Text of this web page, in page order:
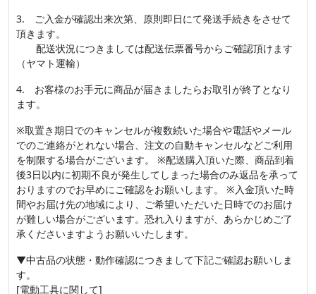
3. ご入金が確認出来次第、原則即日にて発送手続きをさせて
頂きます。
配送状況につきましては配送伝票番号からご確認頂けます
（ヤマト運輸）
4. お客様のお手元に商品が届きましたらお取引が終了となり
ます。
※取置き期日でのキャンセルが複数続いた場合や電話やメール
でのご連絡がとれない場合、注文の自動キャンセルなどご利用
を制限する場合がございます。 ※配送購入頂いた際、商品到着
後3日以内に初期不良が発生してしまった場合のみ返品を承って
おりますのでお早めにご確認をお願いします。 ※入金頂いた時
間やお届け先の地域により、ご希望いただいた日時でのお届け
が難しい場合がございます。恐れ入りますが、あらかじめご了
承くださいますようお願いいたします。
▼中古品の状態・動作確認につきまして下記ご確認お願いしま
す。
[電動工具に関して]